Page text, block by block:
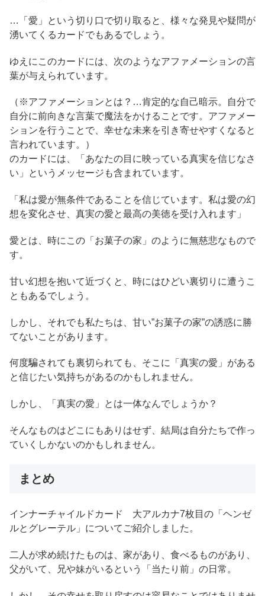
…「愛」という切り口で切り取ると、様々な発見や疑問が
湧いてくるカードでもあるでしょう。
ゆえにこのカードには、次のようなアファメーションの言
葉が与えられています。
（※アファメーションとは？…肯定的な自己暗示。自分で
自分に前向きな言葉で魔法をかけることです。アファメー
ションを行うことで、幸せな未来を引き寄せやすくなると
言われています。）
のカードには、「あなたの目に映っている真実を信じなさ
い」というメッセージも含まれています。
「私は愛が無条件であることを信じています。私は愛の幻
想を変化させ、真実の愛と最高の美徳を受け入れます」
愛とは、時にこの「お菓子の家」のように無慈悲なもので
す。
甘い幻想を抱いて近づくと、時にはひどい裏切りに遭うこ
ともあるでしょう。
しかし、それでも私たちは、甘い”お菓子の家”の誘惑に勝
てないことがあります。
何度騙されても裏切られても、そこに「真実の愛」がある
と信じたい気持ちがあるのかもしれません。
しかし、「真実の愛」とは一体なんでしょうか？
そんなものはどこにもありはせず、結局は自分たちで作っ
ていくしかないのかもしれません。
まとめ
インナーチャイルドカード 大アルカナ7枚目の「ヘンゼ
ルとグレーテル」についてご紹介しました。
二人が求め続けたものは、家があり、食べるものがあり、
父がいて、兄や妹がいるという「当たり前」の日常。